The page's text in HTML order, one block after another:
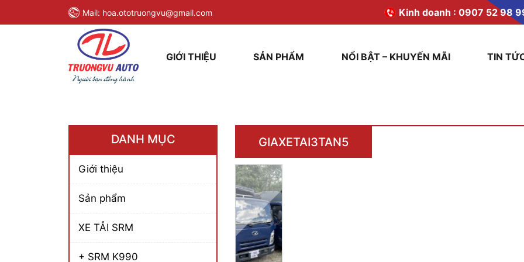
Mail: hoa.ototruongvu@gmail.com Kinh doanh : 0907 52 98
GIỚI THIỆU SẢN PHẨM NỔI BẬT – KHUYẾN MÃI TIN
DANH MỤC
Giới thiệu
Sản phẩm
XE TẢI SRM
+ SRM K990
GIAXETAI3TAN5